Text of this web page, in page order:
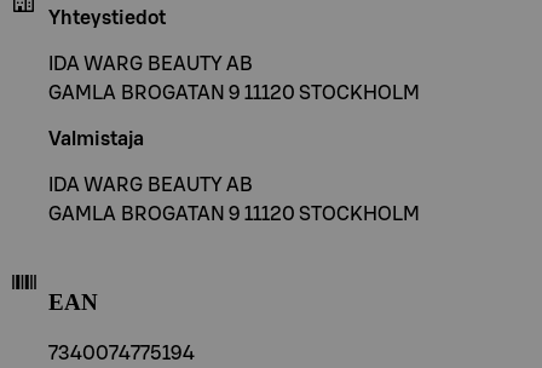
Yhteystiedot
IDA WARG BEAUTY AB
GAMLA BROGATAN 9 11120 STOCKHOLM
Valmistaja
IDA WARG BEAUTY AB
GAMLA BROGATAN 9 11120 STOCKHOLM
EAN
7340074775194